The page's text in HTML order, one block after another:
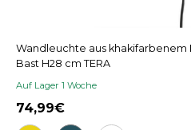
Wandleuchte aus
Bast H28 cm TERA
Auf Lager 1 Woche
74,99